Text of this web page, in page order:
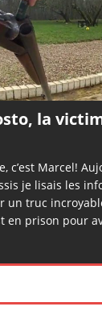
la
c’est Marcel!
je lisais les
un truc
en prison pour